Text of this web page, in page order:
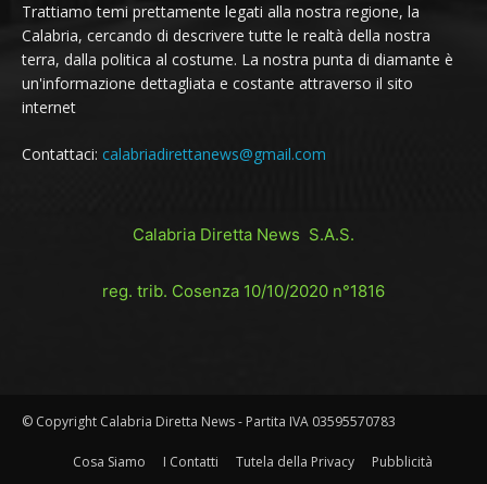
Trattiamo temi prettamente legati alla nostra regione, la
Calabria, cercando di descrivere tutte le realtà della nostra
terra, dalla politica al costume. La nostra punta di diamante è
un'informazione dettagliata e costante attraverso il sito
internet
Contattaci: calabriadirettanews@gmail.com
Calabria Diretta News S.A.S.
reg. trib. Cosenza 10/10/2020 n°1816
© Copyright Calabria Diretta News - Partita IVA 03595570783
Cosa Siamo I Contatti Tutela della Privacy Pubblicità